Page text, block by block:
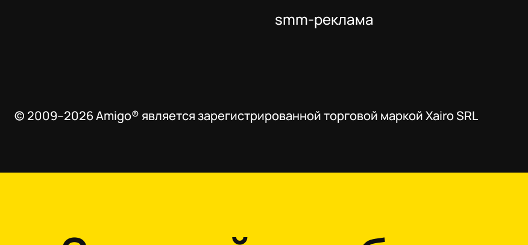
smm-реклама
© 2009–2026 Amigo® является зарегистрированной торговой маркой Xairo SRL